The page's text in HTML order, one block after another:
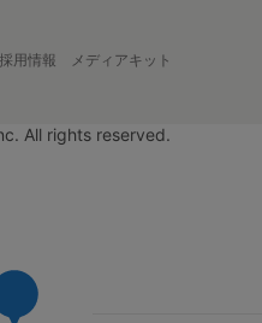
採用情報 メディアキット
All rights reserved.